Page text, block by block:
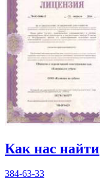
Как нас найти
384-63-33